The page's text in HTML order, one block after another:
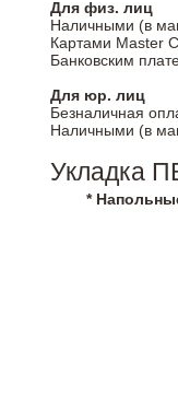
*
Для физ. лиц
Наличными (в
Картами Master
Банковским
Для юр. лиц
Безналичная
Наличными (в
Укладка